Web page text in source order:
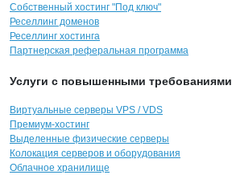
Собственный хостинг "Под ключ"
Реселлинг доменов
Реселлинг хостинга
Партнерская реферальная программа
Услуги с повышенными требованиями
Виртуальные серверы VPS / VDS
Премиум-хостинг
Выделенные физические серверы
Колокация серверов и оборудования
Облачное хранилище